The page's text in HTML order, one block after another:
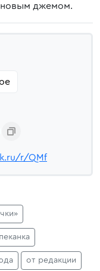
джемом.
r/QMf
от редакции